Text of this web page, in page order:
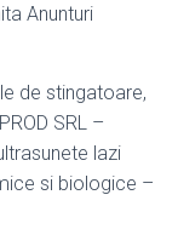
Anunturi
de stingatoare,
SRL –
lazi
si biologice –